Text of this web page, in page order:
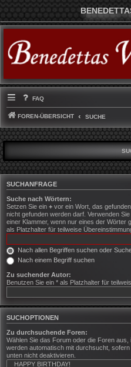
FAQ
FOREN-ÜBERSICHT SUCHE
SUCHANFRAGE
Suche nach Wörtern:
Setzen Sie ein + vor ein Wort, das
nicht gefunden werden darf. Verwenden
einer Klammer, wenn nur eines der Wörter
als Platzhalter für teilweise
Nach allen Begriffen suchen oder
Nach einem Begriff suchen
Zu suchender Autor:
Benutzen Sie ein * als Platzhalter für
SUCHOPTIONEN
Zu durchsuchende Foren:
Wählen Sie das Forum oder die Foren
werden automatisch mit durchsucht,
unten nicht deaktivieren.